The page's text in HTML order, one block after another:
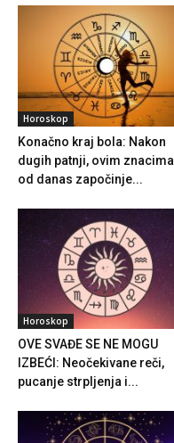
Horoskop
Konačno kraj bola: Nakon
dugih patnji, ovim znacima
od danas započinje...
Horoskop
OVE SVAĐE SE NE MOGU
IZBEĆI: Neočekivane reči,
pucanje strpljenja i...